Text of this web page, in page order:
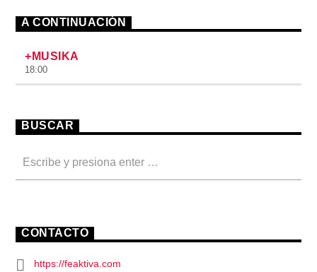
A CONTINUACIÓN
+MUSIKA
18:00
BUSCAR
CONTACTO
https://feaktiva.com